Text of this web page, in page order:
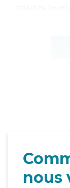
activités,
nous